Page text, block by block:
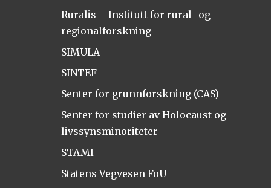
Ruralis – Institutt for rural- og
regionalforskning
SIMULA
SINTEF
Senter for grunnforskning (CAS)
Senter for studier av Holocaust og
livssynsminoriteter
STAMI
Statens Vegvesen FoU